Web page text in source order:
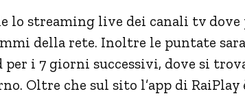
lo streaming live dei canali tv dove
della rete. Inoltre le puntate
i 7 giorni successivi, dove si
Oltre che sul sito l’app di